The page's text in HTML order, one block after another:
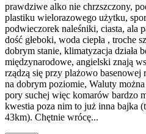
prawdziwe alko nie chrzszczony,
plastiku wielorazowego użytku,
podwieczorek naleśniki, ciasta, ala
dość głeboki, woda ciepła , troche
dobrym stanie, klimatyzacja działa
międzynarodowe, angielski znają
rządzą się przy plażowo
na dobrym poziomie, Waluty
pory suchej więc komarów bardzo
kwestia poza nim to już inna bajka
43km). Chętnie wrócę...